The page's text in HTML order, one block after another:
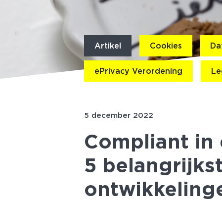
Artikel Cookies
ePrivacy Verordening
5 december 2022
Compliant in
5